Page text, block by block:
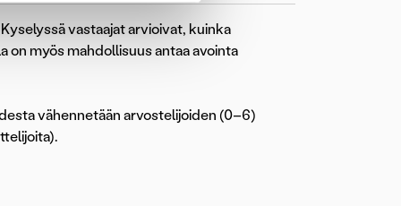
vastaajat arvioivat, kuinka
on myös mahdollisuus antaa avointa
vähennetään arvostelijoiden (0–6)